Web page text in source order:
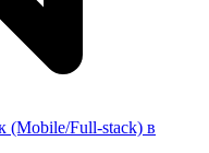
(Mobile/Full-stack) в